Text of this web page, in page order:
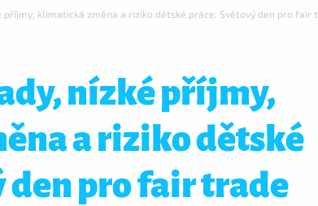
příjmy, klimatická změna a riziko dětské práce: Světový den pro fair
nízké příjmy,
a riziko dětské
den pro fair trade